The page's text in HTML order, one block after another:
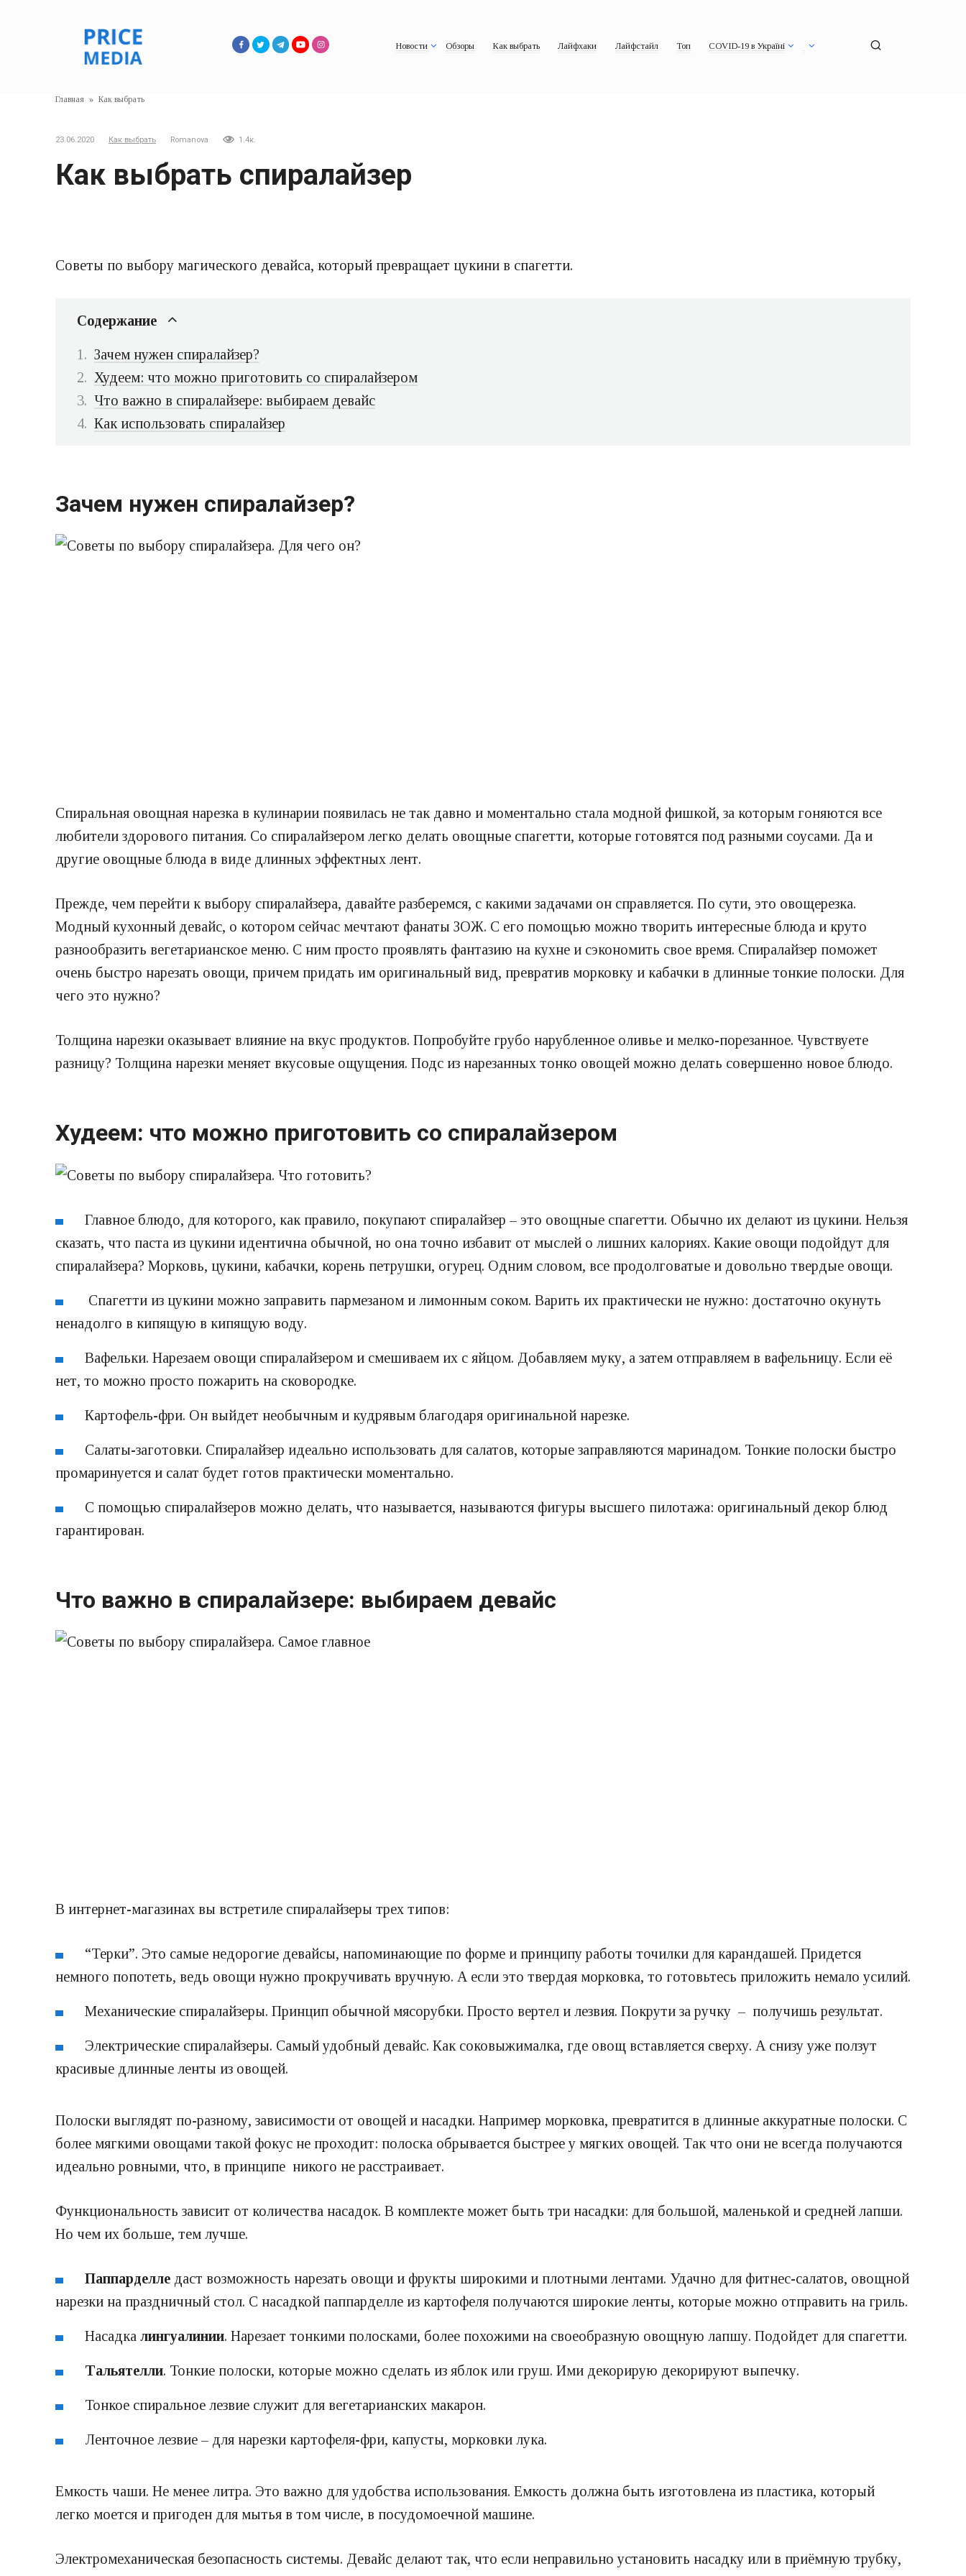
Новости Обзоры Как выбрать Лайфхаки Лайфстайл Топ COVID-19 в Україні
Главная » Как выбрать
23.06.2020 Как выбрать Romanova 1.4к.
Как выбрать спиралайзер
Советы по выбору магического девайса, который превращает цукини в спагетти.
Содержание
Зачем нужен спиралайзер?
Худеем: что можно приготовить со спиралайзером
Что важно в спиралайзере: выбираем девайс
Как использовать спиралайзер
Зачем нужен спиралайзер?
Спиральная овощная нарезка в кулинарии появилась не так давно и моментально стала модной фишкой, за которым гоняются все
любители здорового питания. Со спиралайзером легко делать овощные спагетти, которые готовятся под разными соусами. Да и
другие овощные блюда в виде длинных эффектных лент.
Прежде, чем перейти к выбору спиралайзера, давайте разберемся, с какими задачами он справляется. По сути, это овощерезка.
Модный кухонный девайс, о котором сейчас мечтают фанаты ЗОЖ. С его помощью можно творить интересные блюда и круто
разнообразить вегетарианское меню. С ним просто проявлять фантазию на кухне и сэкономить свое время. Спиралайзер поможет
очень быстро нарезать овощи, причем придать им оригинальный вид, превратив морковку и кабачки в длинные тонкие полоски. Для
чего это нужно?
Толщина нарезки оказывает влияние на вкус продуктов. Попробуйте грубо нарубленное оливье и мелко-порезанное. Чувствуете
разницу? Толщина нарезки меняет вкусовые ощущения. Подс из нарезанных тонко овощей можно делать совершенно новое блюдо.
Худеем: что можно приготовить со спиралайзером
Главное блюдо, для которого, как правило, покупают спиралайзер – это овощные спагетти. Обычно их делают из цукини. Нельзя
сказать, что паста из цукини идентична обычной, но она точно избавит от мыслей о лишних калориях. Какие овощи подойдут для
спиралайзера? Морковь, цукини, кабачки, корень петрушки, огурец. Одним словом, все продолговатые и довольно твердые овощи.
Спагетти из цукини можно заправить пармезаном и лимонным соком. Варить их практически не нужно: достаточно окунуть
ненадолго в кипящую в кипящую воду.
Вафельки. Нарезаем овощи спиралайзером и смешиваем их с яйцом. Добавляем муку, а затем отправляем в вафельницу. Если её
нет, то можно просто пожарить на сковородке.
Картофель-фри. Он выйдет необычным и кудрявым благодаря оригинальной нарезке.
Салаты-заготовки. Спиралайзер идеально использовать для салатов, которые заправляются маринадом. Тонкие полоски быстро
промаринуется и салат будет готов практически моментально.
С помощью спиралайзеров можно делать, что называется, называются фигуры высшего пилотажа: оригинальный декор блюд
гарантирован.
Что важно в спиралайзере: выбираем девайс
В интернет-магазинах вы встретиле спиралайзеры трех типов:
“Терки”. Это самые недорогие девайсы, напоминающие по форме и принципу работы точилки для карандашей. Придется
немного попотеть, ведь овощи нужно прокручивать вручную. А если это твердая морковка, то готовьтесь приложить немало усилий.
Механические спиралайзеры. Принцип обычной мясорубки. Просто вертел и лезвия. Покрути за ручку – получишь результат.
Электрические спиралайзеры. Самый удобный девайс. Как соковыжималка, где овощ вставляется сверху. А снизу уже ползут
красивые длинные ленты из овощей.
Полоски выглядят по-разному, зависимости от овощей и насадки. Например морковка, превратится в длинные аккуратные полоски. С
более мягкими овощами такой фокус не проходит: полоска обрывается быстрее у мягких овощей. Так что они не всегда получаются
идеально ровными, что, в принципе никого не расстраивает.
Функциональность зависит от количества насадок. В комплекте может быть три насадки: для большой, маленькой и средней лапши.
Но чем их больше, тем лучше.
Паппарделле даст возможность нарезать овощи и фрукты широкими и плотными лентами. Удачно для фитнес-салатов, овощной
нарезки на праздничный стол. С насадкой паппарделле из картофеля получаются широкие ленты, которые можно отправить на гриль.
Насадкалингуалинии. Нарезает тонкими полосками, более похожими на своеобразную овощную лапшу. Подойдет для спагетти.
Тальятелли. Тонкие полоски, которые можно сделать из яблок или груш. Ими декорирую декорируют выпечку.
Тонкое спиральное лезвие служит для вегетарианских макарон.
Ленточное лезвие – для нарезки картофеля-фри, капусты, морковки лука.
Емкость чаши. Не менее литра. Это важно для удобства использования. Емкость должна быть изготовлена из пластика, который
легко моется и пригоден для мытья в том числе, в посудомоечной машине.
Электромеханическая безопасность системы. Девайс делают так, что если неправильно установить насадку или в приёмную трубку,